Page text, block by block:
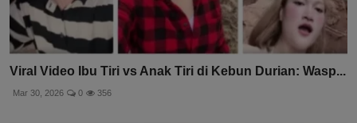
Viral Video Ibu Tiri vs Anak Tiri di Kebun Durian: Wasp...
Mar 30, 2026 0 356